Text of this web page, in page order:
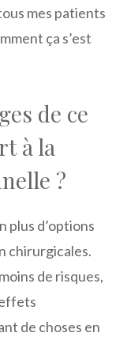
mes patients
ça s’est
de ce
à la
?
plus d’options
chirurgicales.
de risques,
de choses en